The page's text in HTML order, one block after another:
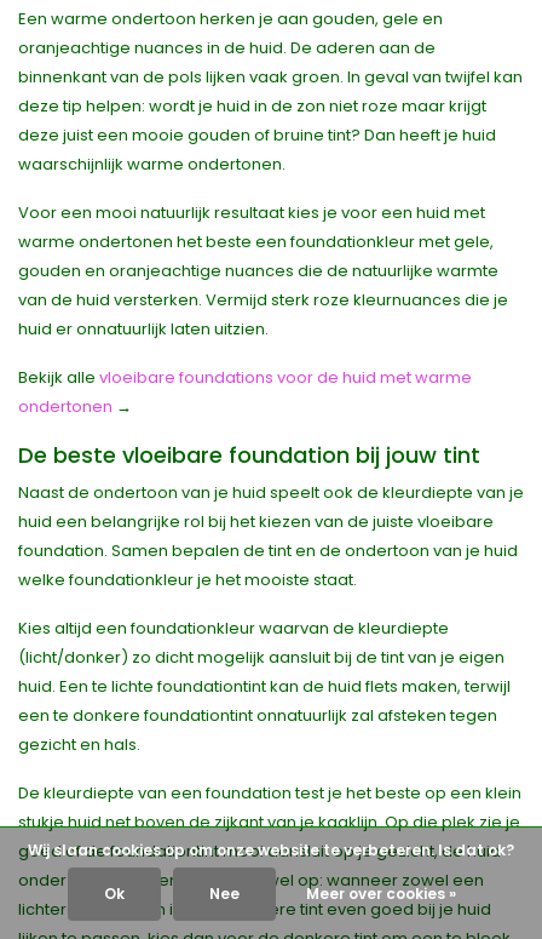
Een warme ondertoon herken je aan gouden, gele en
oranjeachtige nuances in de huid. De aderen aan de
binnenkant van de pols lijken vaak groen. In geval van twijfel kan
deze tip helpen: wordt je huid in de zon niet roze maar krijgt
deze juist een mooie gouden of bruine tint? Dan heeft je huid
waarschijnlijk warme ondertonen.
Voor een mooi natuurlijk resultaat kies je voor een huid met
warme ondertonen het beste een foundationkleur met gele,
gouden en oranjeachtige nuances die de natuurlijke warmte
van de huid versterken. Vermijd sterk roze kleurnuances die je
huid er onnatuurlijk laten uitzien.
Bekijk alle vloeibare foundations voor de huid met warme
ondertonen →
De beste vloeibare foundation bij jouw tint
Naast de ondertoon van je huid speelt ook de kleurdiepte van je
huid een belangrijke rol bij het kiezen van de juiste vloeibare
foundation. Samen bepalen de tint en de ondertoon van je huid
welke foundationkleur je het mooiste staat.
Kies altijd een foundationkleur waarvan de kleurdiepte
(licht/donker) zo dicht mogelijk aansluit bij de tint van je eigen
huid. Een te lichte foundationtint kan de huid flets maken, terwijl
een te donkere foundationtint onnatuurlijk zal afsteken tegen
gezicht en hals.
De kleurdiepte van een foundation test je het beste op een klein
stukje huid net boven de zijkant van je kaaklijn. Op die plek zie je
goed of de foundationtint mooi aansluit op je gezicht, de huid
onder de kaaklijn en je hals. Let wel op: wanneer zowel een
lichtere tint als een iets donkerdere tint even goed bij je huid
Wij slaan cookies op om onze website te verbeteren. Is dat ok?
Ok Nee Meer over cookies »